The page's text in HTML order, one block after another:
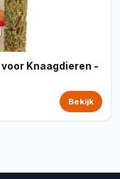
Knaagdieren -
Bekijk